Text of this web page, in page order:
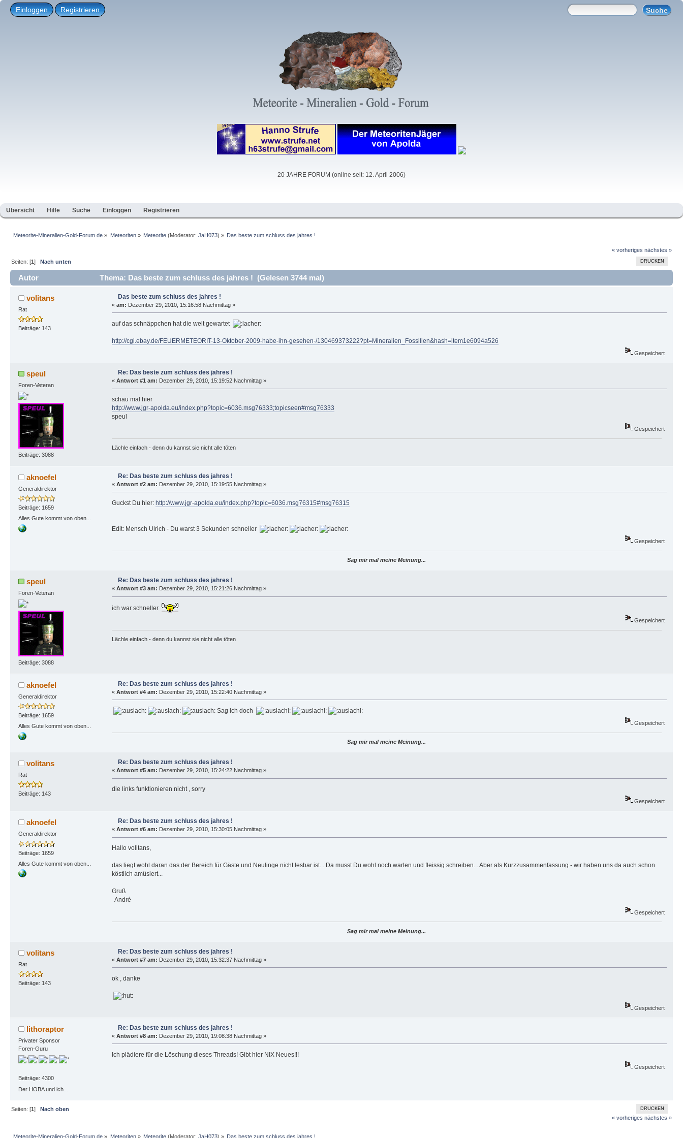
Einloggen Registrieren
20 JAHRE FORUM (online seit: 12. April 2006)
Übersicht Hilfe Suche Einloggen Registrieren
Meteorite-Mineralien-Gold-Forum.de » Meteoriten» Meteorite(Moderator: JaH073) » Das beste zum schluss des jahres !
« vorheriges nächstes »
DRUCKEN
Seiten: [1]Nach unten
Autor Thema: Das beste zum schluss des jahres ! (Gelesen 3744 mal)
volitans
Rat
Beiträge: 143
Das beste zum schluss des jahres !
« am: Dezember 29, 2010, 15:16:58 Nachmittag »
auf das schnäppchen hat die welt gewartet
http://cgi.ebay.de/FEUERMETEORIT-13-Oktober-2009-habe-ihn-gesehen-/130469373222?pt=Mineralien_Fossilien&hash=item1e6094a526
Gespeichert
speul
Foren-Veteran
Beiträge: 3088
Re: Das beste zum schluss des jahres !
« Antwort #1 am: Dezember 29, 2010, 15:19:52 Nachmittag »
schau mal hier
http://www.jgr-apolda.eu/index.php?topic=6036.msg76333;topicseen#msg76333
speul
Gespeichert
Lächle einfach - denn du kannst sie nicht alle töten
aknoefel
Generaldirektor
Beiträge: 1659
Alles Gute kommt von oben...
Re: Das beste zum schluss des jahres !
« Antwort #2 am: Dezember 29, 2010, 15:19:55 Nachmittag »
Guckst Du hier: http://www.jgr-apolda.eu/index.php?topic=6036.msg76315#msg76315
Edit: Mensch Ulrich - Du warst 3 Sekunden schneller
Gespeichert
Sag mir mal meine Meinung...
speul
Foren-Veteran
Beiträge: 3088
Re: Das beste zum schluss des jahres !
« Antwort #3 am: Dezember 29, 2010, 15:21:26 Nachmittag »
ich war schneller
Gespeichert
Lächle einfach - denn du kannst sie nicht alle töten
aknoefel
Generaldirektor
Beiträge: 1659
Alles Gute kommt von oben...
Re: Das beste zum schluss des jahres !
« Antwort #4 am: Dezember 29, 2010, 15:22:40 Nachmittag »
Sag ich doch
Gespeichert
Sag mir mal meine Meinung...
volitans
Rat
Beiträge: 143
Re: Das beste zum schluss des jahres !
« Antwort #5 am: Dezember 29, 2010, 15:24:22 Nachmittag »
die links funktionieren nicht , sorry
Gespeichert
aknoefel
Generaldirektor
Beiträge: 1659
Alles Gute kommt von oben...
Re: Das beste zum schluss des jahres !
« Antwort #6 am: Dezember 29, 2010, 15:30:05 Nachmittag »
Hallo volitans,
das liegt wohl daran das der Bereich für Gäste und Neulinge nicht lesbar ist... Da musst Du wohl noch warten und fleissig schreiben... Aber als Kurzzusammenfassung - wir haben uns da auch schon
köstlich amüsiert...
Gruß
André
Gespeichert
Sag mir mal meine Meinung...
volitans
Rat
Beiträge: 143
Re: Das beste zum schluss des jahres !
« Antwort #7 am: Dezember 29, 2010, 15:32:37 Nachmittag »
ok , danke
Gespeichert
lithoraptor
Privater Sponsor
Foren-Guru
Beiträge: 4300
Der HOBA und ich...
Re: Das beste zum schluss des jahres !
« Antwort #8 am: Dezember 29, 2010, 19:08:38 Nachmittag »
Ich plädiere für die Löschung dieses Threads! Gibt hier NIX Neues!!!
Gespeichert
DRUCKEN
Seiten: [1]Nach oben
« vorheriges nächstes »
Meteorite-Mineralien-Gold-Forum.de » Meteoriten» Meteorite(Moderator: JaH073) » Das beste zum schluss des jahres !